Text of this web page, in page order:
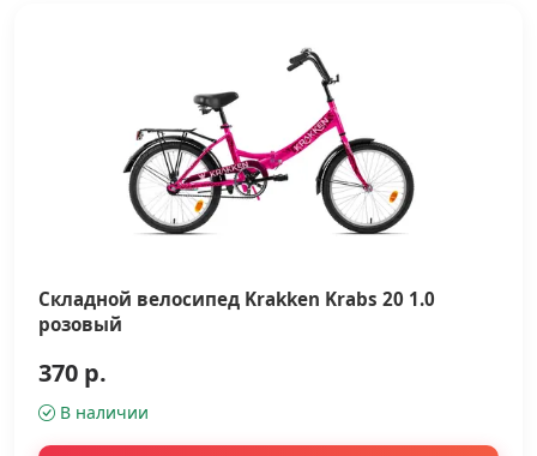
Складной велосипед Krakken Krabs 20 1.0
розовый
370 р.
В наличии